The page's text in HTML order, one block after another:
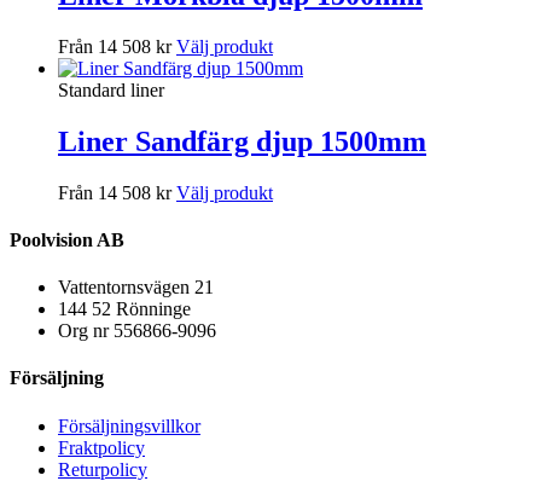
Från 14 508 kr Välj produkt
Standard liner
Liner Sandfärg djup 1500mm
Från 14 508 kr Välj produkt
Poolvision AB
Vattentornsvägen 21
144 52 Rönninge
Org nr 556866-9096
Försäljning
Försäljningsvillkor
Fraktpolicy
Returpolicy